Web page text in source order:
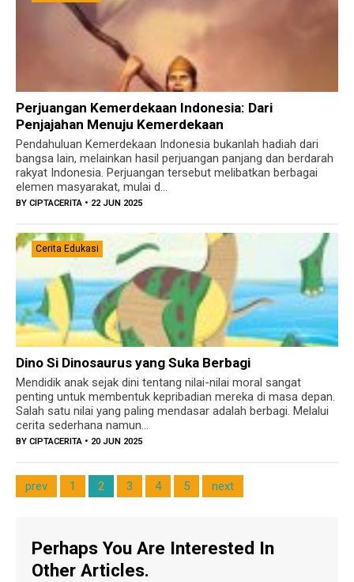
Perjuangan Kemerdekaan Indonesia: Dari
Penjajahan Menuju Kemerdekaan
Pendahuluan Kemerdekaan Indonesia bukanlah hadiah dari
bangsa lain, melainkan hasil perjuangan panjang dan berdarah
rakyat Indonesia. Perjuangan tersebut melibatkan berbagai
elemen masyarakat, mulai d...
BY CIPTACERITA • 22 JUN 2025
Cerita Edukasi
Dino Si Dinosaurus yang Suka Berbagi
Mendidik anak sejak dini tentang nilai-nilai moral sangat
penting untuk membentuk kepribadian mereka di masa depan.
Salah satu nilai yang paling mendasar adalah berbagi. Melalui
cerita sederhana namun...
BY CIPTACERITA • 20 JUN 2025
prev 1 2 3 4 5 next
Perhaps You Are Interested In
Other Articles.